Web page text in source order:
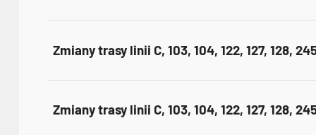
Zmiany trasy linii C, 103, 104, 122, 127, 128,
Zmiany trasy linii C, 103, 104, 122, 127, 128,